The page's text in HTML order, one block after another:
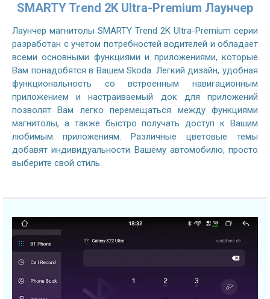
SMARTY Trend 2K Ultra-Premium Лаунчер
Лаунчер магнитолы SMARTY Trend 2K Ultra-Premium серии
разработан с учетом потребностей водителей и обладает
всеми основными функциями и приложениями, которые
Вам понадобятся в Вашем Skoda. Легкий дизайн, удобная
функциональность со встроенным навигационным
приложением и настраиваемый док для приложений
позволят Вам легко перемещаться между функциями
магнитолы, а также быстро получать доступ к Вашим
любимым приложениям. Различные цветовые темы
добавят индивидуальности Вашему автомобилю, просто
выберите свой стиль.